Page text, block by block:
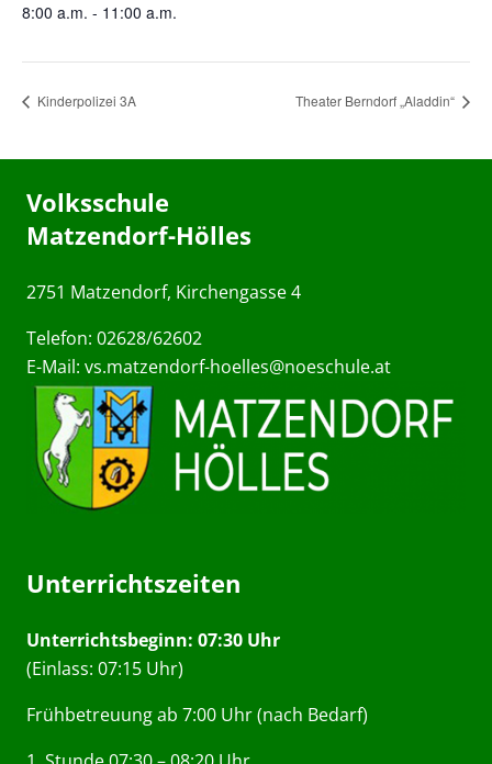
8:00 a.m. - 11:00 a.m.
Kinderpolizei 3A Theater Berndorf „Aladdin“
Volksschule
Matzendorf-Hölles
2751 Matzendorf, Kirchengasse 4
Telefon: 02628/62602
E-Mail: vs.matzendorf-hoelles@noeschule.at
Unterrichtszeiten
Unterrichtsbeginn: 07:30 Uhr
(Einlass: 07:15 Uhr)
Frühbetreuung ab 7:00 Uhr (nach Bedarf)